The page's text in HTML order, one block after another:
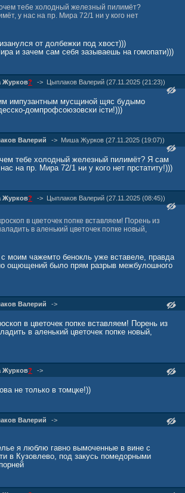
тебе холодный железный пилимёт?
у нас на пр. Мира 72/1 ни у кого нет
от долбежки под хвост)))
и зачем сам себя зазываешь на гомопати)))
Журкoв? -> Цыплаков Валерий (27.11.2025 (21:23))
импузантным мусщиной щяс будымо
домпрофсоюзовски iсти!)))
Валерий -> Миша Журкoв (27.11.2025 (19:07))
тебе холодный железный пилимёт? Я сам
на пр. Мира 72/1 ни у кого нет прстатиту!)))
Журкoв? -> Цыплаков Валерий (27.11.2025 (08:45))
в цветочек попке вставляем! Порень из
в аленький цветочек попке новый,
моим чажемто бенокль уже вставеле, правда
ощющений было прям разрыв межбулошного
Валерий ->
в цветочек попке вставляем! Порень из
в аленький цветочек попке новый,
Журкoв? ->
не только в томцке!))
Валерий ->
я люблю гавно вымоченные в вине с
в Кузовлево, под закусь помедорными